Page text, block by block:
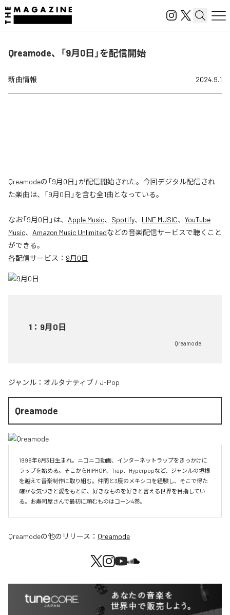
Qreamode、「9月0日」を配信開始
新曲情報 2024.9.1
Qreamodeの「9月0日」が配信開始された。今回デジタル配信され
た楽曲は、「9月0日」を含む全1曲となっている。
なお「9月0日 」は、 Apple Music、 Spotify、 LINE MUSIC、 YouTube
Music、 Amazon Music Unlimitedなどの音楽配信サービスで聴くこと
ができる。
各配信サービス： 9月0日
1 ： 9月0日
Qreamode
ジャンル： オルタナティブ / J-Pop
Qreamode
1998年6月3日生まれ。ニコニコ動画、インターネットラップをきっかけに
ラップを始める。そこからHIPHOP、Trap、Hyperpopなど、ジャンルの垣根
を越えて音楽制作に取り組む。仲間と3度のメキシコを経験し、そこで得た
確かな気づきと愛をもとに、好きなものを好きと言える世界を目指してい
る。お寿司屋さんで最初に頼むものはコーン4巻。
Qreamodeの他のリリース： Qreamode